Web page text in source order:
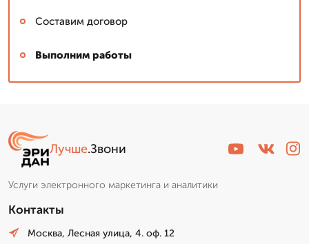
Составим договор
Выполним работы
Лучше.Звони
Услуги электронного маркетинга и аналитики
Контакты
Москва, Лесная улица, 4. оф. 12